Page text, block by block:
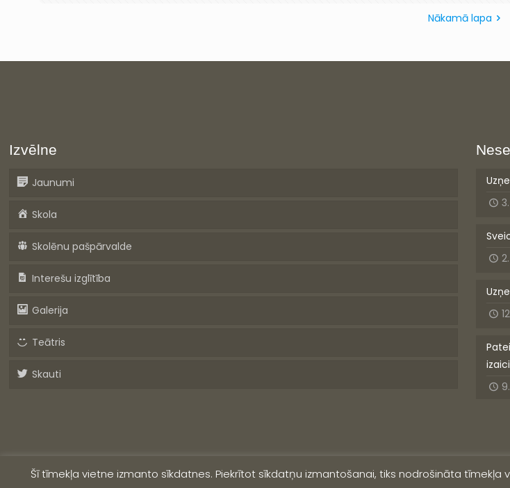
Nākamā lapa
Izvēlne
Jaunumi
Skola
Skolēnu pašpārvalde
Interešu izglītība
Galerija
Teātris
Skauti
Šī tīmekļa vietne izmanto sīkdatnes. Piekrītot sīkdatņu izmantošanai, tiks nodrošināta